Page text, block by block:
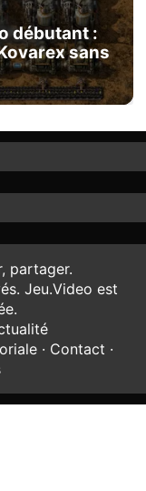
débutant :
sans
partager.
Jeu.Video est
· Contact ·